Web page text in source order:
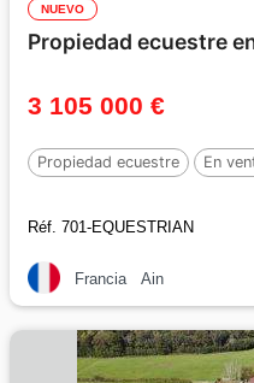
NUEVO
Propiedad ecuestre
3 105 000 €
Propiedad ecuestre En
Réf. 701-EQUESTRIAN
Francia Ain